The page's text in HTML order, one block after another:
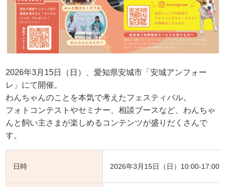
2026年3月15日（日）、愛知県安城市「安城アンフォー
レ」にて開催。
わんちゃんのことを本気で考えたフェスティバル。
フォトコンテストやセミナー、相談ブースなど、わんちゃ
んと飼い主さまが楽しめるコンテンツが盛りだくさんで
す。
日時 2026年3月15日（日）10:00-17:00